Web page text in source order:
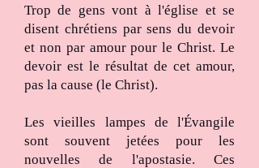
Trop de gens vont à l'église et se
disent chrétiens par sens du devoir
et non par amour pour le Christ. Le
devoir est le résultat de cet amour,
pas la cause (le Christ).
Les vieilles lampes de l'Évangile
sont souvent jetées pour les
nouvelles de l'apostasie. Ces